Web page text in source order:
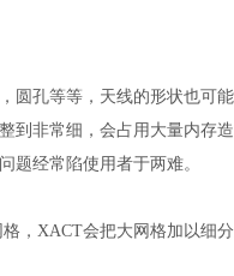
圆孔等等，天线的形状也可
到非常细，会占用大量内存
题经常陷使用者于两难。
，XACT会把大网格加以细